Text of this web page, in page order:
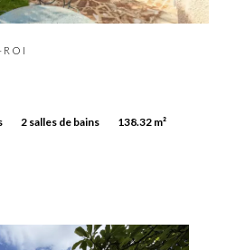
2 salles de bains 138.32 m²